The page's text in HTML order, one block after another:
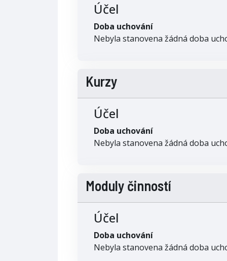
Účel
Doba uchování
Nebyla stanovena žádná doba
Kurzy
Účel
Doba uchování
Nebyla stanovena žádná doba
Moduly činností
Účel
Doba uchování
Nebyla stanovena žádná doba